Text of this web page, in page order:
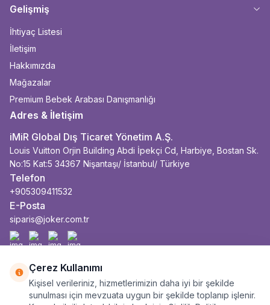
Gelişmiş
İhtiyaç Listesi
İletişim
Hakkımızda
Mağazalar
Premium Bebek Arabası Danışmanlığı
Adres & İletişim
iMiR Global Dış Ticaret Yönetim A.Ş.
Louis Vuitton Orjin Building Abdi İpekçi Cd, Harbiye, Bostan Sk.
No:15 Kat:5 34367 Nişantaşı/ İstanbul/ Türkiye
Telefon
+905309411532
E-Posta
siparis@joker.com.tr
Facebook
İnstagram
YoutubeLinkedin
Çerez Kullanımı
Kişisel verileriniz, hizmetlerimizin daha iyi bir şekilde
sunulması için mevzuata uygun bir şekilde toplanıp işlenir.